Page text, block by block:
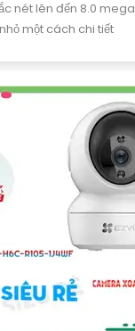
nét, chi tiết và chất